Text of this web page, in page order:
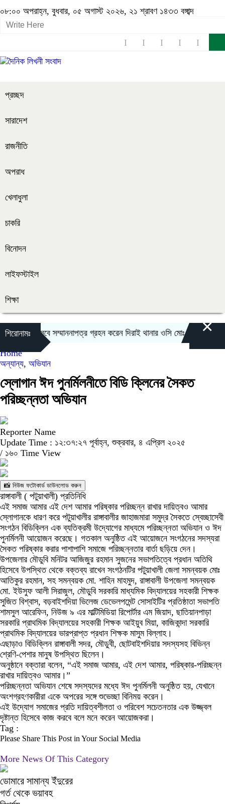
০৮:০০ অপরাহ্ন, বুধবার, ০৫ অগাস্ট ২০২৬, ২১ শ্রাবণ ১৪৩৩ বঙ্গাব্দ
প্রচ্ছদ
সারাদেশ
রাজনীতি
অপরাধ
খেলাধুলা
চাকরি
বিনোদন
লাইফস্টাইল
শিক্ষা
শিরোনামঃহিসেবে সম্মাননাপত্র গ্রহন করেন দিরাই থানার ওসি মোঃ আমিনুল ইসলাম
×
Home
অন্যান্য, অভিযান
স্লোগান ঈদ পুনর্মিলনীতে বিডি ক্লিনের সৈকত
পরিচ্ছন্নতা অভিযান
Reporter Name
Update Time : ১২:৩৭:২৭ পূর্বাহ্ন, শুক্রবার, ৪ এপ্রিল ২০২৫
/ ১৬০ Time View
📸 নিউজ ফটোকার্ড ডাউনলোড করুন
রাঙ্গাবালী ( পটুয়াখালী) প্রতিনিধি
এই সমাজ আমার এই দেশ আমার পরিষ্কার পরিচ্ছন্ন রাখার দায়িত্বও আমার
স্লোগানকে ধারণ করে পটুয়াখালীর রাঙ্গাবালীর জাহাজমারা সমুদ্র সৈকতে স্বেচ্ছাসেবী
সংগঠন বিডিক্লিন এক ব্যতিক্রমী উদ্যোগের মাধ্যমে পরিচ্ছন্নতা অভিযান ও ঈদ
পুনর্মিলনী আয়োজন করেছে। গতকাল অনুষ্ঠিত এই আয়োজনে সংগঠনের সদস্যরা
সৈকত পরিষ্কার করার পাশাপাশি সমাজে পরিচ্ছন্নতার বার্তা ছড়িয়ে দেন।
উপজেলার মৌডুবি মনিটর আজিজুর রহমান সুজনের সভাপতিত্বে প্রধান অতিথি
হিসেবে উপস্থিত থেকে বক্তব্য রাখেন সংগঠনটির পটুয়াখালী জেলা সমন্বয়ক মোঃ
আতিকুর রহমান, সহ সমন্বয়ক মো. শাহিন মাহমুদ, রাঙ্গাবালী উপজেলা সমন্বয়ক
মো. ইউসুফ আলী সিরাজুল, মৌডুবি সরকারি মাধ্যমিক বিদ্যালয়ের সহকারী শিক্ষক
সুজিত বিশ্বাস, বড়বাইশদিয়া ভিলেজ ডেভেলপমেন্ট সোসাইটির প্রতিষ্ঠাতা সভাপতি
শামসুল আরেফিন, নিউজ ৯ এর মাল্টিমিডিয়া রিপোর্টার এম জিয়াদ, ছাতিয়ানপাড়া
সরকারি প্রাথমিক বিদ্যালয়ের সহকারী শিক্ষক আইয়ুব মিয়া, কাজিকান্দা সরকারি
প্রাথমিক বিদ্যালয়ের ভারপ্রাপ্ত প্রধান শিক্ষক মাসুম বিল্লাহ।
এছাড়াও বিডিক্লিন রাঙ্গাবালী সদর, মৌডুবী, ছোটবাইশদিয়ার সদস্যসহ বিভিন্ন
শ্রেণি-পেশার মানুষ উপস্থিত ছিলেন।
অনুষ্ঠানে বক্তারা বলেন, “এই সমাজ আমার, এই দেশ আমার, পরিষ্কার-পরিচ্ছন্ন
রাখার দায়িত্বও আমার।”
পরিচ্ছন্নতা অভিযান শেষে সদস্যদের মধ্যে ঈদ পুনর্মিলনী অনুষ্ঠিত হয়, যেখানে
অংশগ্রহণকারীরা একে অপরের সঙ্গে শুভেচ্ছা বিনিময় করেন।
এই উদ্যোগ সমাজের প্রতি দায়িত্বশীলতা ও পরিবেশ সচেতনতার এক উজ্জ্বল
দৃষ্টান্ত হিসেবে কাজ করবে বলে মনে করেন আয়োজকরা।
Tag :
Please Share This Post in Your Social Media
More News Of This Category
ডোমারে সামান্য ইঁদুরের
গর্ত থেকে ভয়াবহ